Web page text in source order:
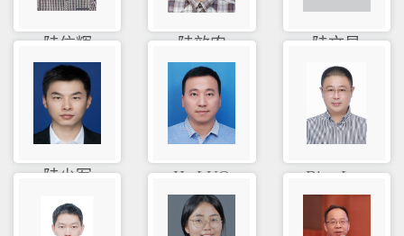
陆信辉 陆效农 陆文星
陆少军 He LUO Biao Luo